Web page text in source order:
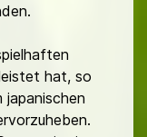
hat, so